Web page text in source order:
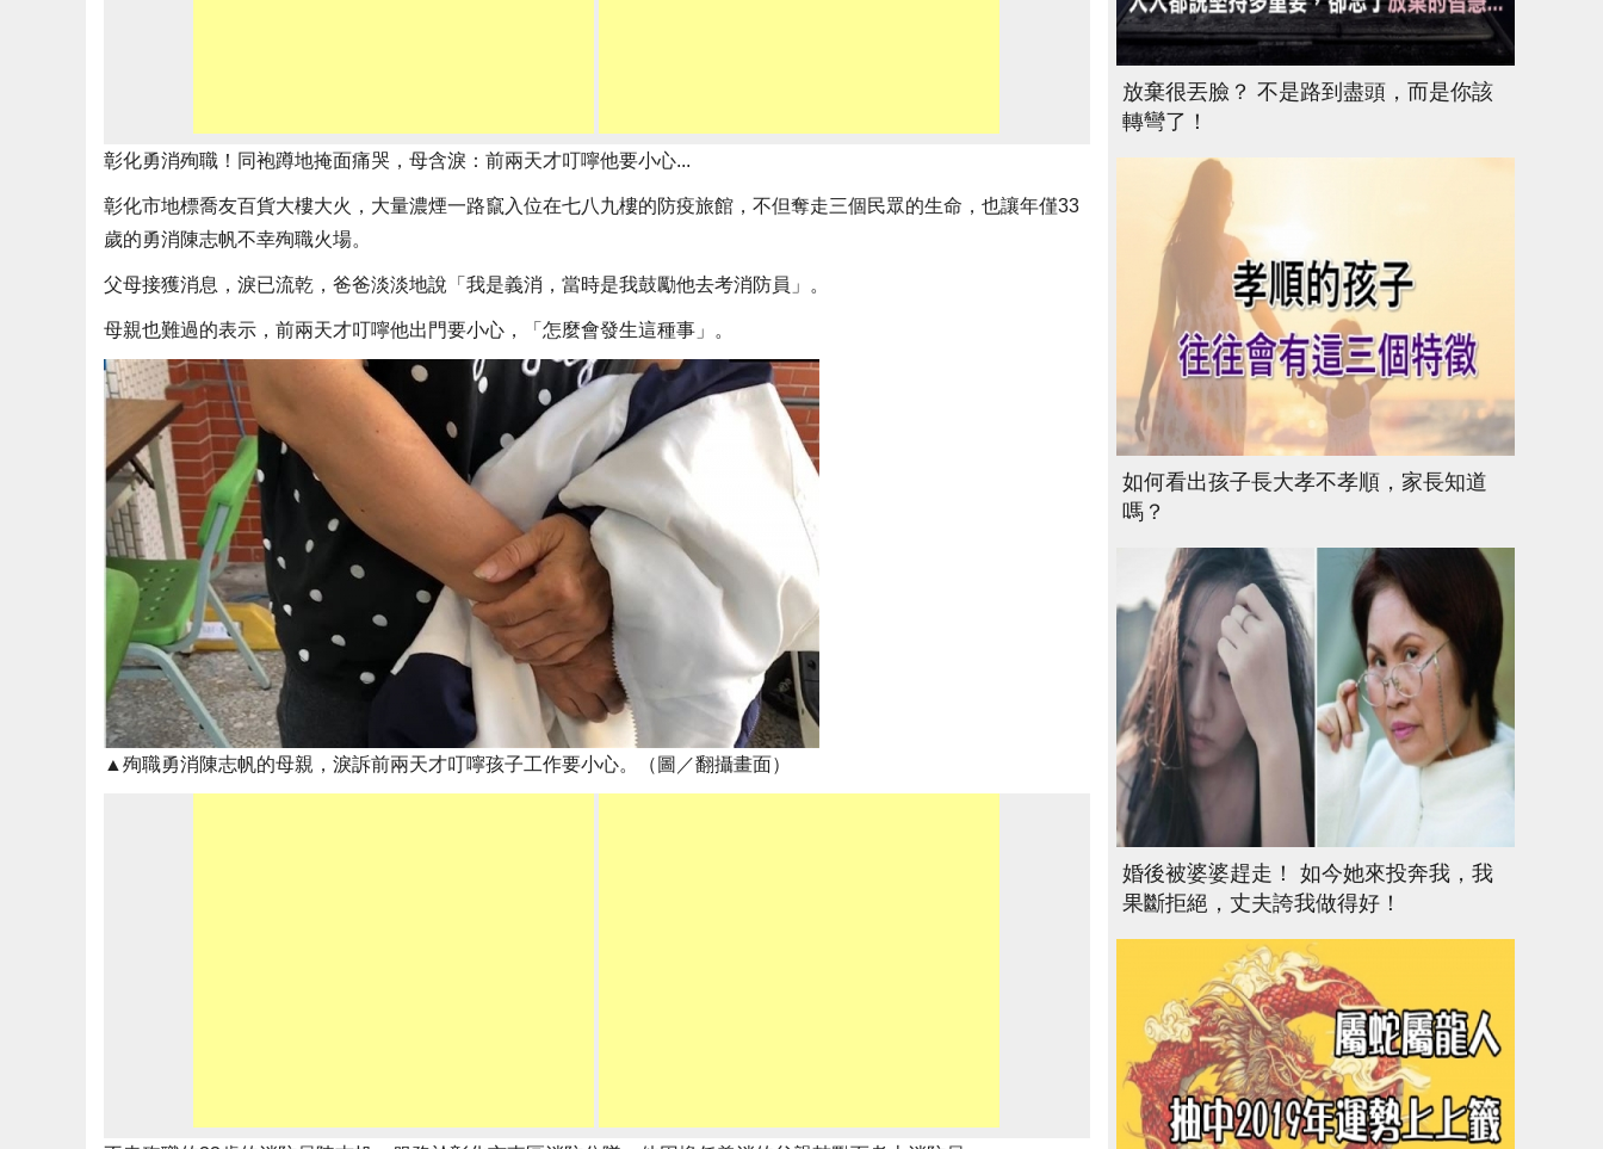
彰化勇消殉職！同袍蹲地掩面痛哭，母含淚：前兩天才叮嚀他要小心...
彰化市地標喬友百貨大樓大火，大量濃煙一路竄入位在七八九樓的防疫旅館，不但奪走三個民眾的生命，也讓年僅33
歲的勇消陳志帆不幸殉職火場。
父母接獲消息，淚已流乾，爸爸淡淡地說「我是義消，當時是我鼓勵他去考消防員」。
母親也難過的表示，前兩天才叮嚀他出門要小心，「怎麼會發生這種事」。
▲殉職勇消陳志帆的母親，淚訴前兩天才叮嚀孩子工作要小心。（圖／翻攝畫面）
放棄很丟臉？ 不是路到盡頭，而是你該
轉彎了！
如何看出孩子長大孝不孝順，家長知道
嗎？
婚後被婆婆趕走！ 如今她來投奔我，我
果斷拒絕，丈夫誇我做得好！